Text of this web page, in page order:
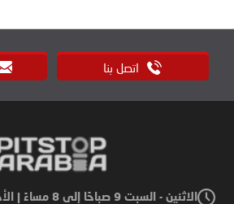
اتصل بنا
الاثنين - السبت 9 صباحًا إلى 8 مساءً | الأحد 9 صباحًا إلى 6 مساءً